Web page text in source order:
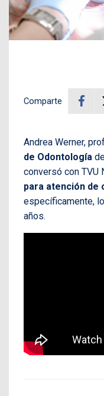
Comparte
Andrea Werner,
de Odontología
conversó con TVU
para atención de
específicamente,
años.